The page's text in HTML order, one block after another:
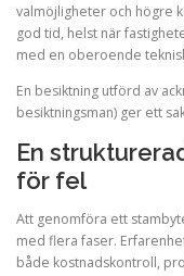
valmöjligheter och högre
god tid, helst när
med en oberoende
En besiktning utförd av
besiktningsman) ger ett
En
för fel
Att genomföra ett
med flera faser.
både kostnadskontroll,